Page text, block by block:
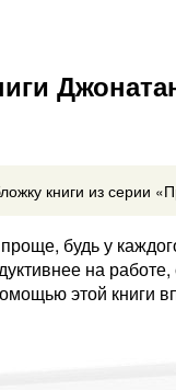
книги из серии
будь у
на
этой книги